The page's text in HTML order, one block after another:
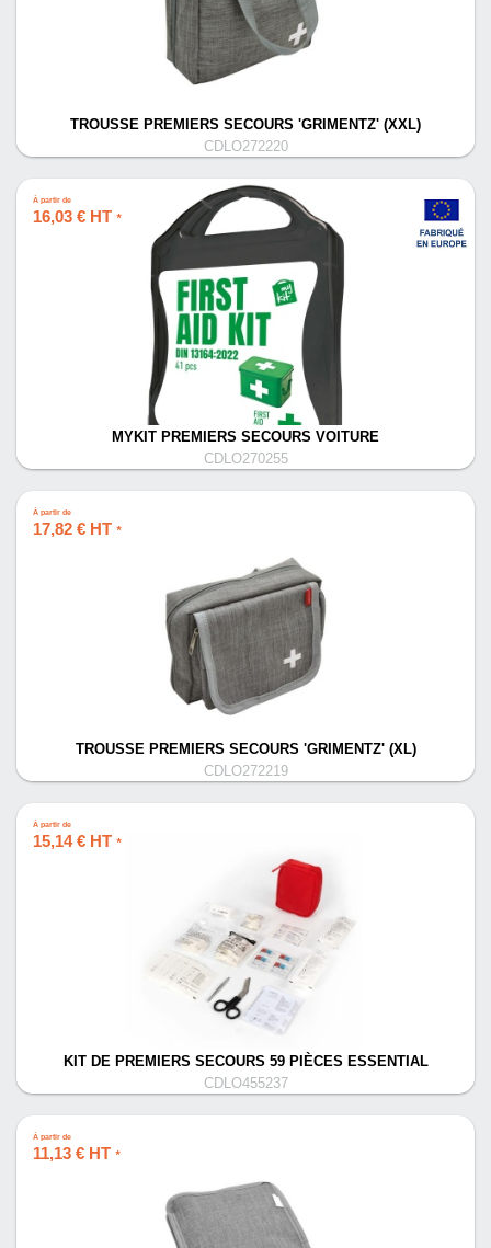
TROUSSE PREMIERS SECOURS 'GRIMENTZ' (XXL)
CDLO272220
À partir de
16,03 € HT *
MYKIT PREMIERS SECOURS VOITURE
CDLO270255
À partir de
17,82 € HT *
TROUSSE PREMIERS SECOURS 'GRIMENTZ' (XL)
CDLO272219
À partir de
15,14 € HT *
KIT DE PREMIERS SECOURS 59 PIÈCES ESSENTIAL
CDLO455237
À partir de
11,13 € HT *